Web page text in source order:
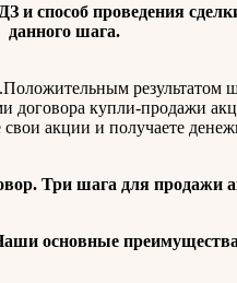
и способ проведения
данного шага.
результатом
договора купли-продажи
акции и получаете
Три шага для продажи
основные